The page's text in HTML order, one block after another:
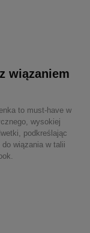
wiązaniem
to must-have w
wysokiej
podkreślając
wiązania w talii